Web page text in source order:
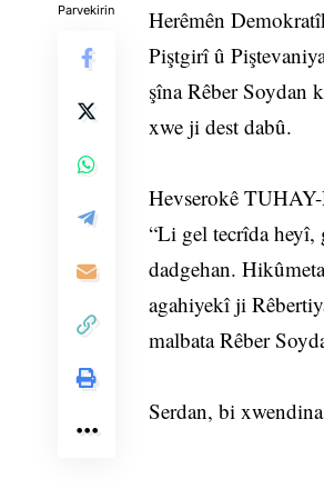
Parvekirin
Herêmên
Piştgirî û
şîna Rêber Soydan
xwe ji dest dabû.
Hevserokê
“Li gel tecrîda heyî,
dadgehan.
agahiyekî ji
malbata Rêber
Serdan, bi